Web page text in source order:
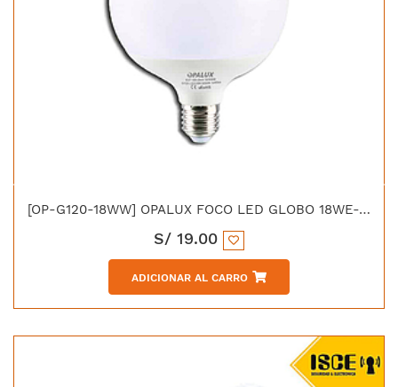
[OP-G120-18WW] OPALUX FOCO LED GLOBO 18WE-27 LUZ CALIDA 1440LM 3000K
S/ 19.00
ADICIONAR AL CARRO